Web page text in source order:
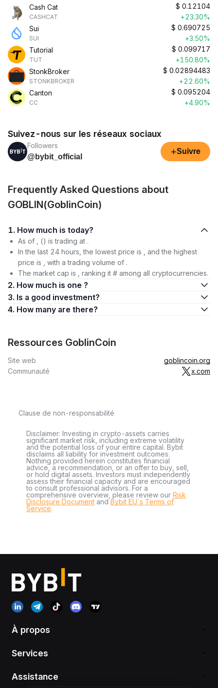
Cash Cat
CASHCAT
$ 0.12104
+23.30%
Sui
SUI
$ 0.690725
+3.50%
Tutorial
TUT
$ 0.099717
+150.80%
StonkBroker
STONKBROKER
$ 0.02894483
+22.60%
Canton
CC
$ 0.095204
+4.90%
Suivez-nous sur les réseaux sociaux
Followers
@bybit_official
+Suivre
Frequently Asked Questions about
GOBLIN(GoblinCoin)
1. How much is today?
As of , () is trading at .
In the last 24 hours, the lowest price is , and the highest
price is , with a trading volume of .
The market cap is , ranking it # among all cryptocurrencies.
2. How much is one ?
3. Is a good investment?
4. How many are there?
Ressources GoblinCoin
Site web
goblincoin.org
Communauté
x.com
Clause de non-responsabilité
Disclaimer: Investing in crypto-assets carries
significant market risk, including extreme volatility
and the potential loss of your entire capital. Bybit
disclaims all liability for investment outcomes.
Nothing provided herein constitutes financial
advice, a recommendation, or an offer to buy, sell,
or hold digital assets. Investors must independently
assess their financial capacity and are encouraged
to consult professional advisors. For a
comprehensive overview, please review our Risk
Disclosure Document andBybit EU´s Terms of
Service.
À propos
Services
Assistance